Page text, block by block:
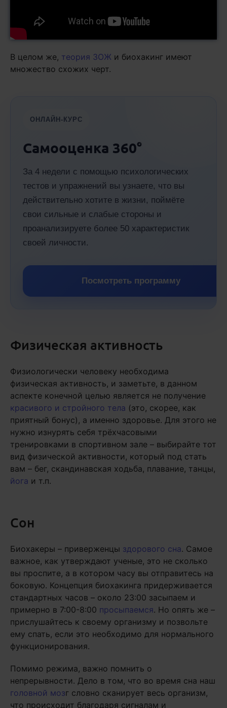
В целом же, теория ЗОЖ и биохакинг имеют
множество схожих черт.
ОНЛАЙН-КУРС
Самооценка 360°
За 4 недели с помощью психологических
тестов и упражнений вы узнаете, что вы
действительно хотите в жизни, поймёте
свои сильные и слабые стороны и
проанализируете более 50 характеристик
своей личности.
Посмотреть программу
Физическая активность
Физиологически человеку необходима
физическая активность, и заметьте, в данном
аспекте конечной целью является не получение
красивого и стройного тела (это, скорее, как
приятный бонус), а именно здоровье. Для этого не
нужно изнурять себя трёхчасовыми
тренировками в спортивном зале – выбирайте тот
вид физической активности, который под стать
вам – бег, скандинавская ходьба, плавание, танцы,
йога и т.п.
Сон
Биохакеры – приверженцы здорового сна. Самое
важное, как утверждают ученые, это не сколько
вы проспите, а в котором часу вы отправитесь на
боковую. Концепция биохакинга придерживается
стандартных часов – около 23:00 засыпаем и
примерно в 7:00-8:00 просыпаемся. Но опять же –
прислушайтесь к своему организму и позвольте
ему спать, если это необходимо для нормального
функционирования.
Помимо режима, важно помнить о
непрерывности. Дело в том, что во время сна наш
головной мозг словно сканирует весь организм,
что происходит благодаря сигналам и